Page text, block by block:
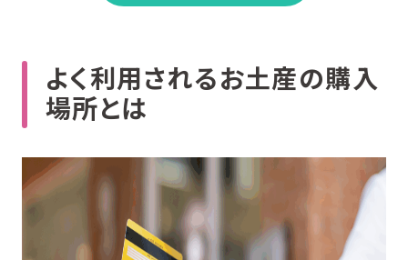
よく利用されるお土産の購入
場所とは